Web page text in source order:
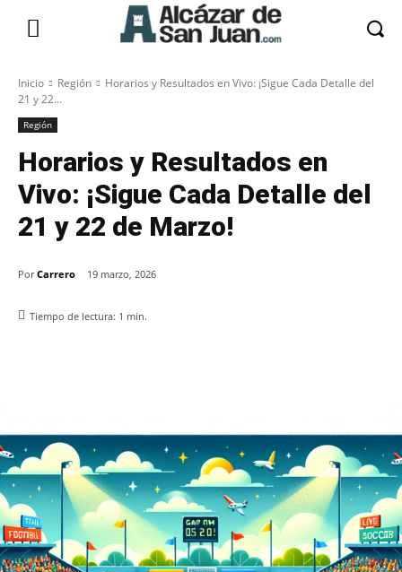
Inicio Región
Horarios y Resultados en Vivo: ¡Sigue Cada Detalle del
21 y 22...
Región
Horarios y Resultados en
Vivo: ¡Sigue Cada Detalle del
21 y 22 de Marzo!
Por Carrero 19 marzo, 2026
Tiempo de lectura: 1 min.